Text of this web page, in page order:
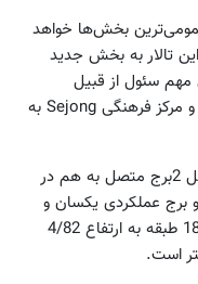
است)، جزو عمومی‌ترین بخش‌ها خواهد
تالار به بخش جدید
سئول از قبیل
میدان‌های شهری Gyeongbok، Duksoo و مرکز فرهنگی Sejong به
دفاتر بزرگ‌ترین بخش این مجموعه در داخل 2برج متصل به هم در
عملکردی یکسان و
ارتفاع متفاوت دارند، به‌طوری که برج اول 18 طبقه به ارتفاع 4/82